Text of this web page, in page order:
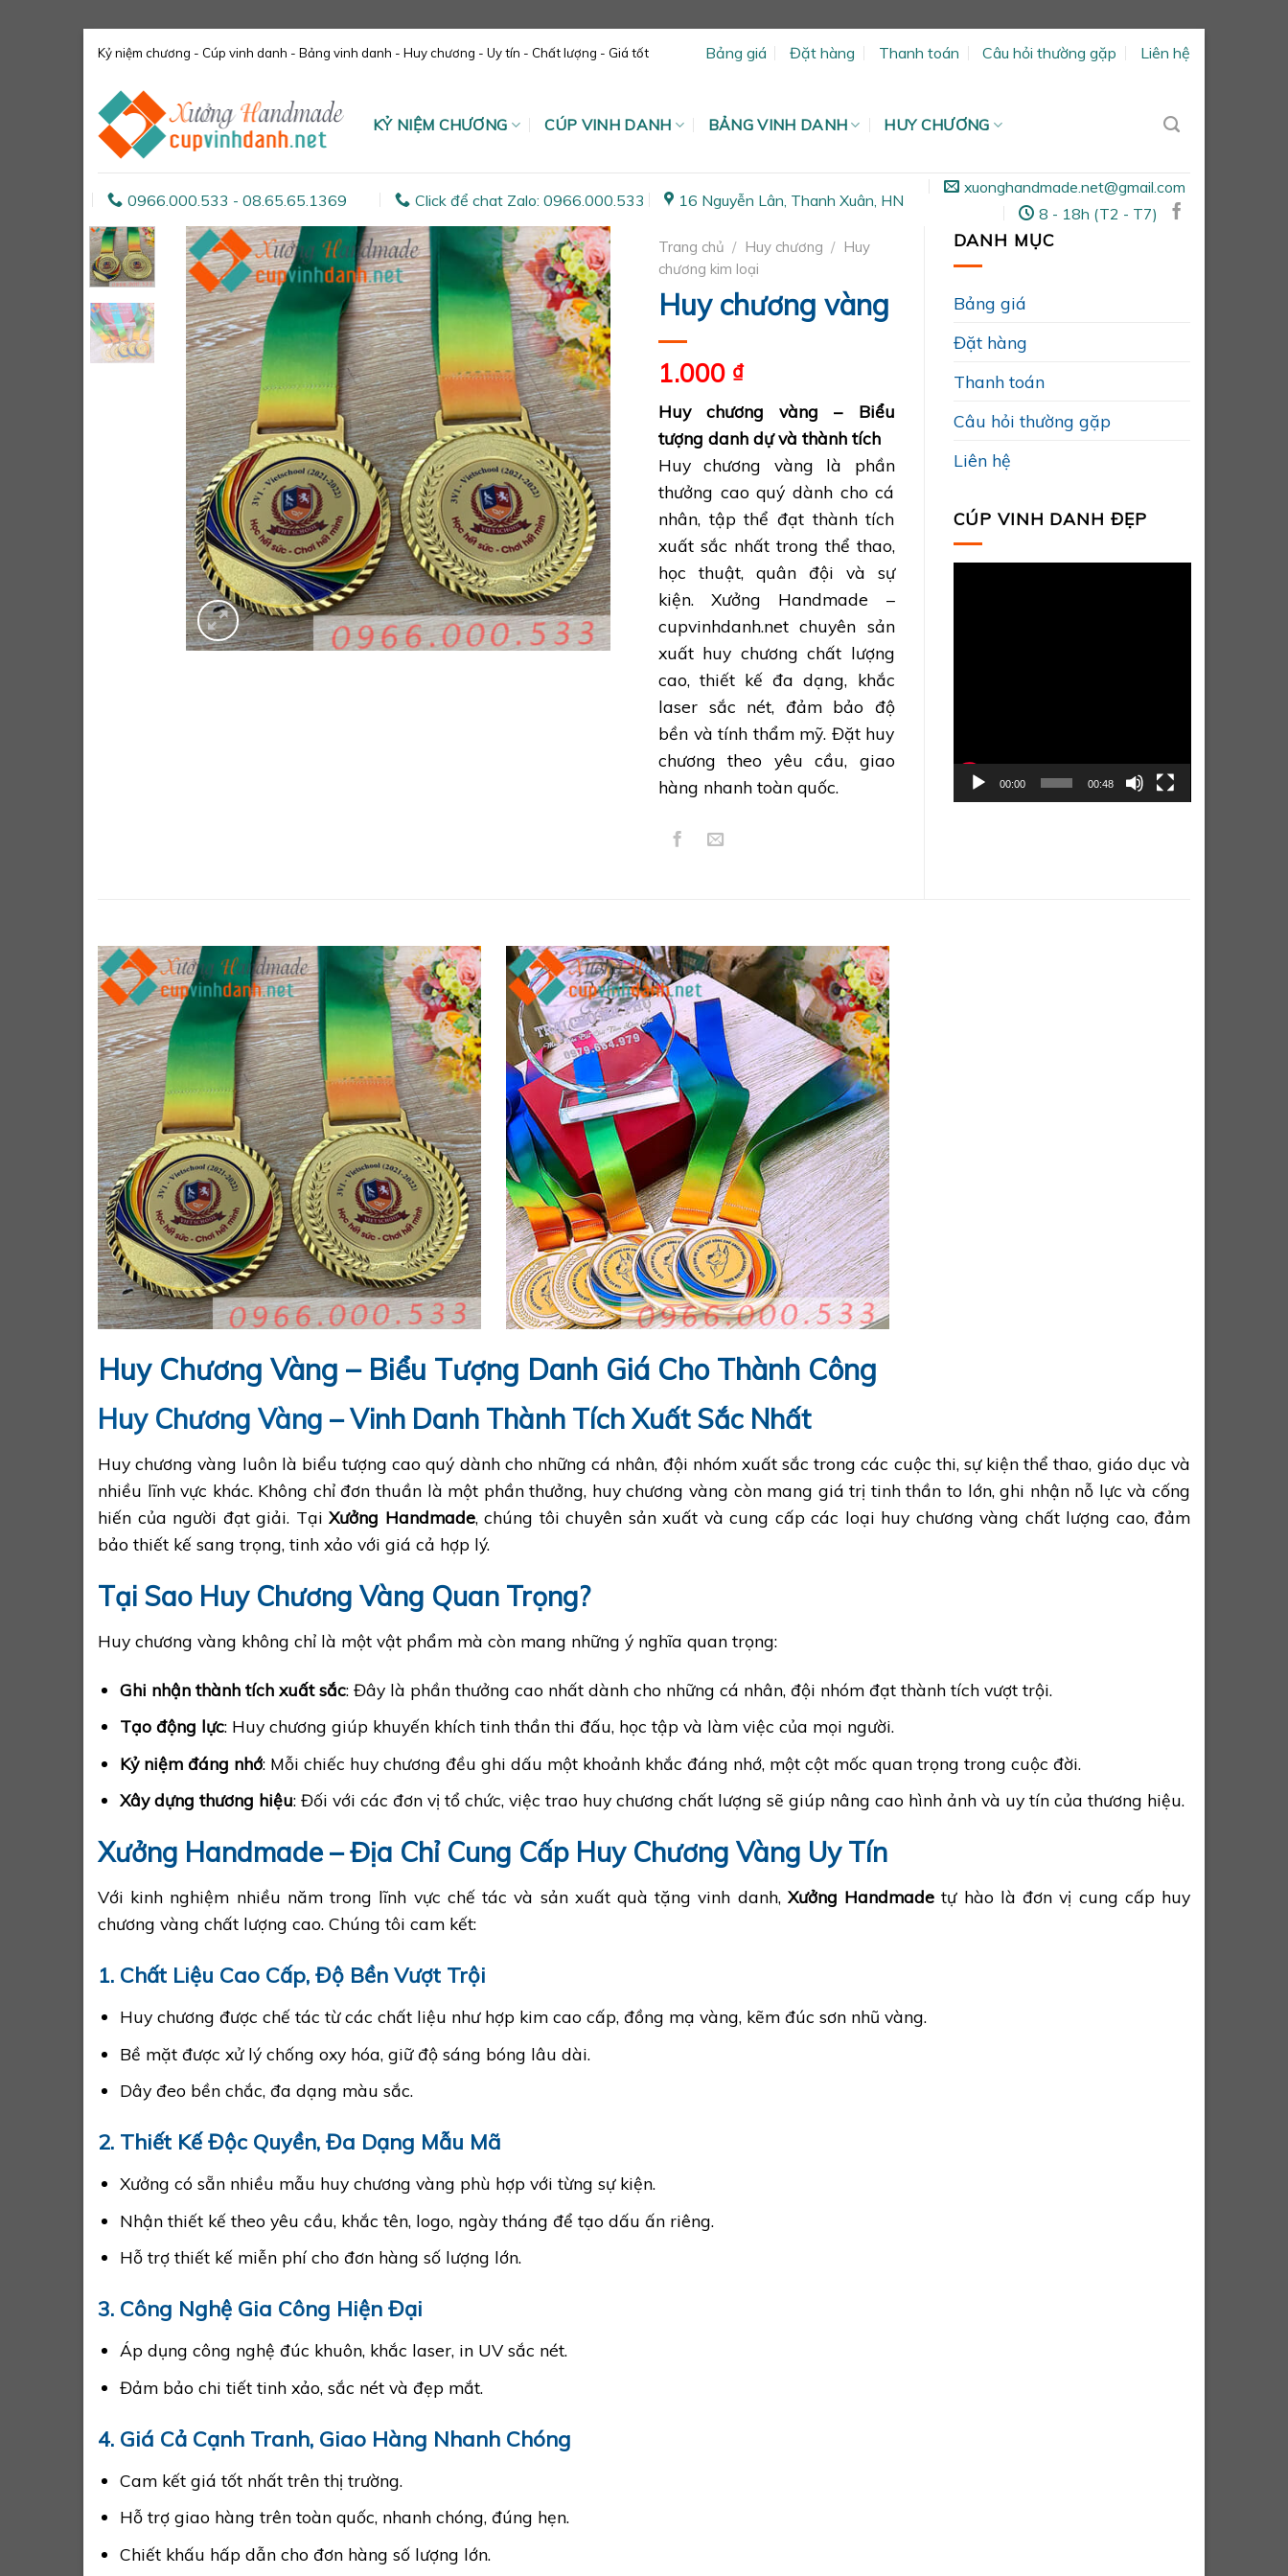
content
Kỷ niệm chương - Cúp vinh danh - Bảng vinh danh - Huy chương - Uy tín - Chất lượng - Giá tốt Bảng giá Đặt hàng Thanh toán Câu hỏi thường gặp Liên hệ
KỶ NIỆM CHƯƠNG CÚP VINH DANH BẢNG VINH DANH HUY CHƯƠNG
0966.000.533 - 08.65.65.1369 Click để chat Zalo: 0966.000.533 16 Nguyễn Lân, Thanh Xuân, HN
xuonghandmade.net@gmail.com
8 - 18h (T2 - T7)
Trang chủ / Huy chương / Huy
chương kim loại
Huy chương vàng
1.000 ₫
Huy chương vàng – Biểu
tượng danh dự và thành tích
Huy chương vàng là phần
thưởng cao quý dành cho cá
nhân, tập thể đạt thành tích
xuất sắc nhất trong thể thao,
học thuật, quân đội và sự
kiện. Xưởng Handmade –
cupvinhdanh.net chuyên sản
xuất huy chương chất lượng
cao, thiết kế đa dạng, khắc
laser sắc nét, đảm bảo độ
bền và tính thẩm mỹ. Đặt huy
chương theo yêu cầu, giao
hàng nhanh toàn quốc.
DANH MỤC
Bảng giá
Đặt hàng
Thanh toán
Câu hỏi thường gặp
Liên hệ
CÚP VINH DANH ĐẸP
00:00 00:48
Huy Chương Vàng – Biểu Tượng Danh Giá Cho Thành Công
Huy Chương Vàng – Vinh Danh Thành Tích Xuất Sắc Nhất
Huy chương vàng luôn là biểu tượng cao quý dành cho những cá nhân, đội nhóm xuất sắc trong các cuộc thi, sự kiện thể thao, giáo dục và
nhiều lĩnh vực khác. Không chỉ đơn thuần là một phần thưởng, huy chương vàng còn mang giá trị tinh thần to lớn, ghi nhận nỗ lực và cống
hiến của người đạt giải. Tại Xưởng Handmade, chúng tôi chuyên sản xuất và cung cấp các loại huy chương vàng chất lượng cao, đảm
bảo thiết kế sang trọng, tinh xảo với giá cả hợp lý.
Tại Sao Huy Chương Vàng Quan Trọng?
Huy chương vàng không chỉ là một vật phẩm mà còn mang những ý nghĩa quan trọng:
Ghi nhận thành tích xuất sắc: Đây là phần thưởng cao nhất dành cho những cá nhân, đội nhóm đạt thành tích vượt trội.
Tạo động lực: Huy chương giúp khuyến khích tinh thần thi đấu, học tập và làm việc của mọi người.
Kỷ niệm đáng nhớ: Mỗi chiếc huy chương đều ghi dấu một khoảnh khắc đáng nhớ, một cột mốc quan trọng trong cuộc đời.
Xây dựng thương hiệu: Đối với các đơn vị tổ chức, việc trao huy chương chất lượng sẽ giúp nâng cao hình ảnh và uy tín của thương hiệu.
Xưởng Handmade – Địa Chỉ Cung Cấp Huy Chương Vàng Uy Tín
Với kinh nghiệm nhiều năm trong lĩnh vực chế tác và sản xuất quà tặng vinh danh, Xưởng Handmade tự hào là đơn vị cung cấp huy
chương vàng chất lượng cao. Chúng tôi cam kết:
1. Chất Liệu Cao Cấp, Độ Bền Vượt Trội
Huy chương được chế tác từ các chất liệu như hợp kim cao cấp, đồng mạ vàng, kẽm đúc sơn nhũ vàng.
Bề mặt được xử lý chống oxy hóa, giữ độ sáng bóng lâu dài.
Dây đeo bền chắc, đa dạng màu sắc.
2. Thiết Kế Độc Quyền, Đa Dạng Mẫu Mã
Xưởng có sẵn nhiều mẫu huy chương vàng phù hợp với từng sự kiện.
Nhận thiết kế theo yêu cầu, khắc tên, logo, ngày tháng để tạo dấu ấn riêng.
Hỗ trợ thiết kế miễn phí cho đơn hàng số lượng lớn.
3. Công Nghệ Gia Công Hiện Đại
Áp dụng công nghệ đúc khuôn, khắc laser, in UV sắc nét.
Đảm bảo chi tiết tinh xảo, sắc nét và đẹp mắt.
4. Giá Cả Cạnh Tranh, Giao Hàng Nhanh Chóng
Cam kết giá tốt nhất trên thị trường.
Hỗ trợ giao hàng trên toàn quốc, nhanh chóng, đúng hẹn.
Chiết khấu hấp dẫn cho đơn hàng số lượng lớn.